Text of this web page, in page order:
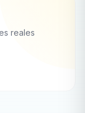
reales